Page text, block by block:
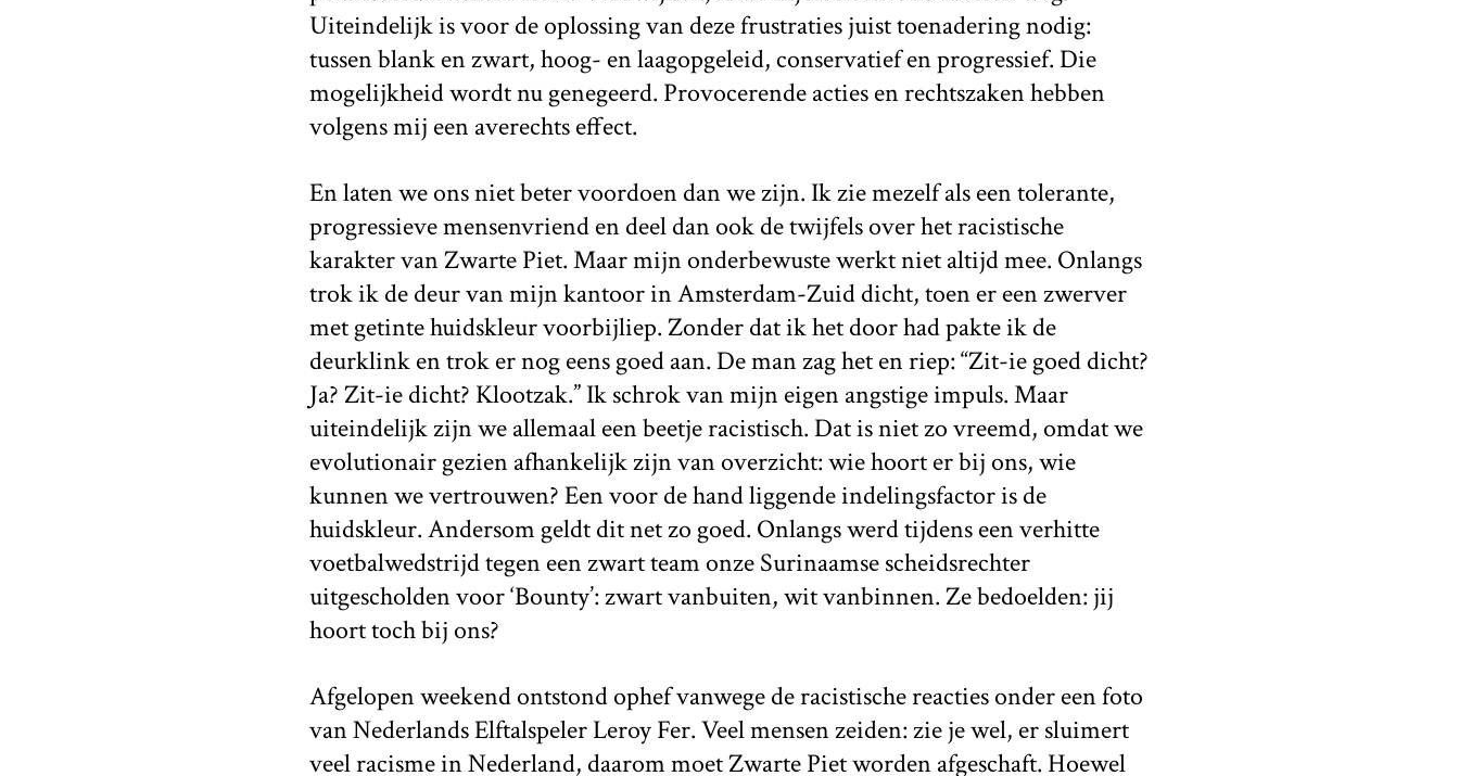
Uiteindelijk is voor de oplossing van deze frustraties juist toenadering nodig:
tussen blank en zwart, hoog- en laagopgeleid, conservatief en progressief. Die
mogelijkheid wordt nu genegeerd. Provocerende acties en rechtszaken hebben
volgens mij een averechts effect.
En laten we ons niet beter voordoen dan we zijn. Ik zie mezelf als een tolerante,
progressieve mensenvriend en deel dan ook de twijfels over het racistische
karakter van Zwarte Piet. Maar mijn onderbewuste werkt niet altijd mee. Onlangs
trok ik de deur van mijn kantoor in Amsterdam-Zuid dicht, toen er een zwerver
met getinte huidskleur voorbijliep. Zonder dat ik het door had pakte ik de
deurklink en trok er nog eens goed aan. De man zag het en riep: “Zit-ie goed dicht?
Ja? Zit-ie dicht? Klootzak.” Ik schrok van mijn eigen angstige impuls. Maar
uiteindelijk zijn we allemaal een beetje racistisch. Dat is niet zo vreemd, omdat we
evolutionair gezien afhankelijk zijn van overzicht: wie hoort er bij ons, wie
kunnen we vertrouwen? Een voor de hand liggende indelingsfactor is de
huidskleur. Andersom geldt dit net zo goed. Onlangs werd tijdens een verhitte
voetbalwedstrijd tegen een zwart team onze Surinaamse scheidsrechter
uitgescholden voor ‘Bounty’: zwart vanbuiten, wit vanbinnen. Ze bedoelden: jij
hoort toch bij ons?
Afgelopen weekend ontstond ophef vanwege de racistische reacties onder een foto
van Nederlands Elftalspeler Leroy Fer. Veel mensen zeiden: zie je wel, er sluimert
veel racisme in Nederland, daarom moet Zwarte Piet worden afgeschaft. Hoewel